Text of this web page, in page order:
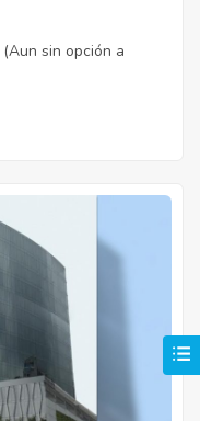
sin opción a